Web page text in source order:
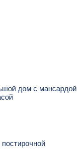
дом с мансардой